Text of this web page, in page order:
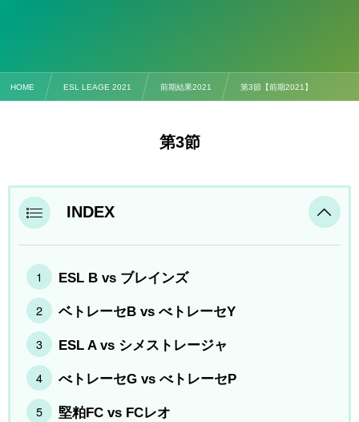
HOME ESL LEAGE 2021 前期結果2021 第3節【前期2021】
第3節
INDEX
ESL B vs ブレインズ
ベトレーセB vs べトレーセY
ESL A vs シメストレージャ
べトレーセG vs べトレーセP
堅粕FC vs FCレオ